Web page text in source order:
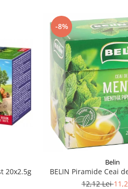
20x2.5g
-8%
Belin
BELIN Piramide Ceai
12,12 Lei